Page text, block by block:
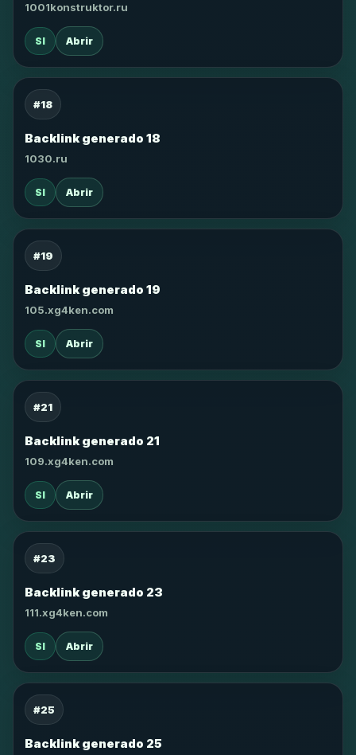
1001konstruktor.ru
SI Abrir
#18
Backlink generado 18
1030.ru
SI Abrir
#19
Backlink generado 19
105.xg4ken.com
SI Abrir
#21
Backlink generado 21
109.xg4ken.com
SI Abrir
#23
Backlink generado 23
111.xg4ken.com
SI Abrir
#25
Backlink generado 25